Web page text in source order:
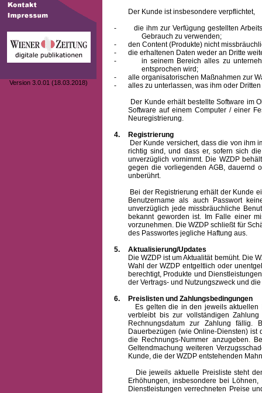
Version 3.0.01 (18.03.2018)
Der Kunde ist insbesondere verpflichtet,
-
die ihm zur Verfügung gestellten
Gebrauch zu verwenden;
-
den Content (Produkte) nicht
-
die erhaltenen Daten weder an Dritte
-
in seinem Bereich alles zu
entsprochen wird;
-
alle organisatorischen Maßnahmen zur
-
alles zu unterlassen, was ihm oder
Der Kunde erhält bestellte Software im
Software auf einem Computer / einer
Neuregistrierung.
4.
Registrierung
Der Kunde versichert, dass die von ihm
richtig sind, und dass er, sofern sich
unverzüglich vornimmt. Die WZDP
gegen die vorliegenden AGB, dauernd
unberührt.
Bei der Registrierung erhält der Kunde
Benutzernameals auch Passwort
unverzüglich jede missbräuchliche
bekannt geworden ist. Im Falle einer
vorzunehmen. Die WZDP schließt für
des Passwortes jegliche Haftung aus.
5.
Aktualisierung/Updates
Die WZDP ist um Aktualität bemüht. Die
Wahl der WZDP entgeltlich oder
berechtigt, Produkte und
der Vertrags- und Nutzungszweck und
6.
Preislisten und Zahlungsbedingungen
Es gelten die in den jeweils aktuellen
verbleibt bis zur vollständigen
Rechnungsdatum zur Zahlung fällig.
Dauerbezügen (wie Online-Diensten)
die Rechnungs-Nummer anzugeben.
Geltendmachung weiteren
Kunde, die der WZDP entstehenden
Die jeweils aktuelle Preisliste steht dem
Erhöhungen, insbesondere bei
Dienstleistungen verrechneten Preise